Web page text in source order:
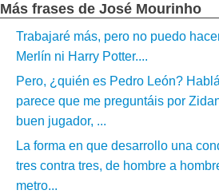
Más frases de José Mourinho
Trabajaré más, pero no puedo
Merlín ni Harry Potter....
Pero, ¿quién es Pedro León?
parece que me preguntáis por
buen jugador, ...
La forma en que desarrollo una
tres contra tres, de hombre a
metro...